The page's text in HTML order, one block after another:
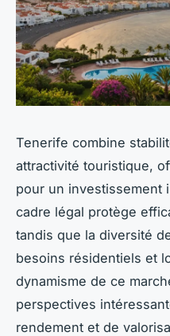
Tenerife combine
attractivité touristique,
pour un investissement
cadre légal protège
tandis que la diversité
besoins résidentiels et
dynamisme de ce
perspectives
rendement et de